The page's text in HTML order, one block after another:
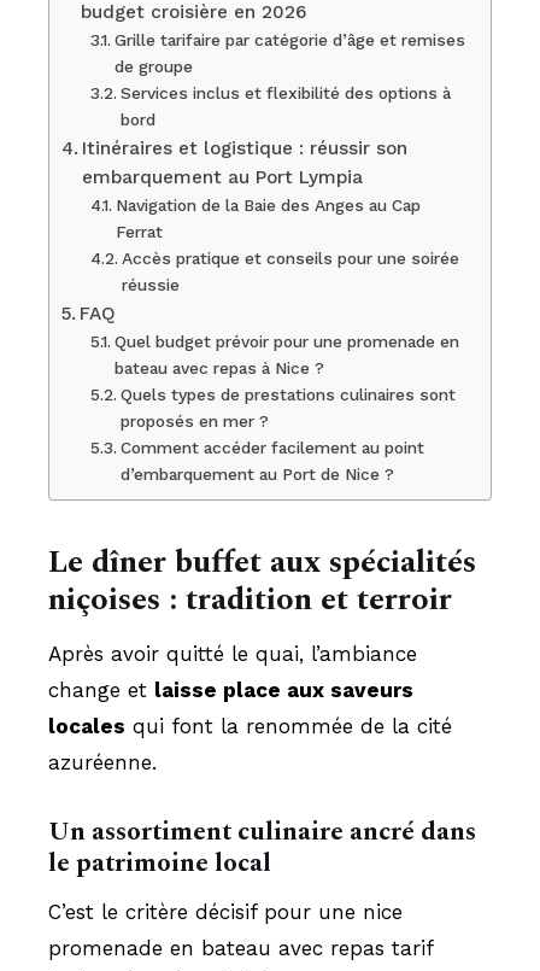
budget croisière en 2026
Grille tarifaire par catégorie d’âge et remises
de groupe
Services inclus et flexibilité des options à
bord
Itinéraires et logistique : réussir son
embarquement au Port Lympia
Navigation de la Baie des Anges au Cap
Ferrat
Accès pratique et conseils pour une soirée
réussie
FAQ
Quel budget prévoir pour une promenade en
bateau avec repas à Nice ?
Quels types de prestations culinaires sont
proposés en mer ?
Comment accéder facilement au point
d’embarquement au Port de Nice ?
Le dîner buffet aux spécialités
niçoises : tradition et terroir
Après avoir quitté le quai, l’ambiance
change et laisse place aux saveurs
locales qui font la renommée de la cité
azuréenne.
Un assortiment culinaire ancré dans
le patrimoine local
C’est le critère décisif pour une nice
promenade en bateau avec repas tarif